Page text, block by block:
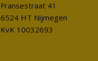
Fransestraat 41
6524 HT Nijmegen
KvK 10032693